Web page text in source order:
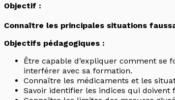
Objectif :
Connaître les principales situations
Objectifs pédagogiques :
Être capable d’expliquer comment se
interférer avec sa formation.
Connaître les médicaments et les
Savoir identifier les indices qui doivent